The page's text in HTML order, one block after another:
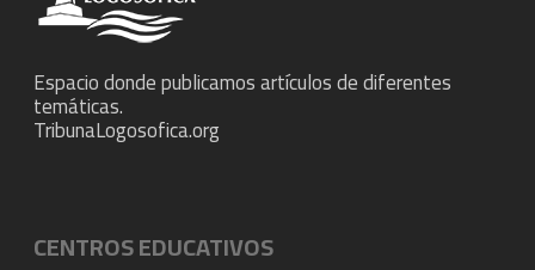
Espacio donde publicamos artículos de diferentes
temáticas.
TribunaLogosofica.org
CENTROS EDUCATIVOS